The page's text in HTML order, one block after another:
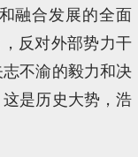
融合发展的全面
反对外部势力干
不渝的毅力和决
是历史大势，浩